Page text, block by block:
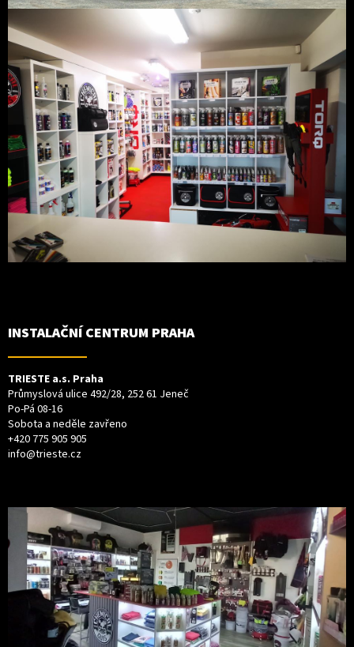
INSTALAČNÍ CENTRUM PRAHA
TRIESTE a.s. Praha
Průmyslová ulice 492/28, 252 61 Jeneč
Po-Pá 08-16
Sobota a neděle zavřeno
+420 775 905 905
info@trieste.cz